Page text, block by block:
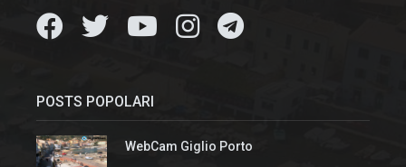
POSTS POPOLARI
WebCam Giglio Porto